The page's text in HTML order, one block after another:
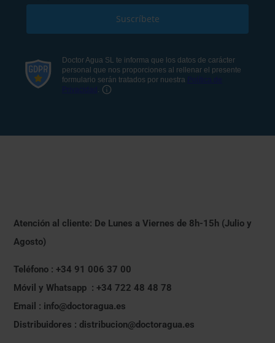
Atención al cliente: De Lunes a Viernes de 8h-15h (Julio y
Agosto)
Teléfono : +34 91 006 37 00
Móvil y Whatsapp : +34 722 48 48 78
Email : info@doctoragua.es
Distribuidores : distribucion@doctoragua.es